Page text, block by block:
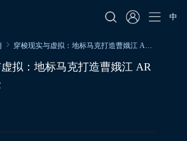
中
穿梭现实与虚拟：地标马克打造曹娥江 AR 夜游新体验
拟：地标马克打造曹娥江 AR